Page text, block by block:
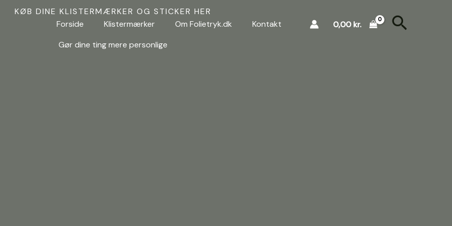
Forside Klistermærker Om Folietryk.dk Kontakt 0,00kr. Søg
KØB DINE KLISTERMÆRKER OG STICKER HER
Gør dine ting mere personlige